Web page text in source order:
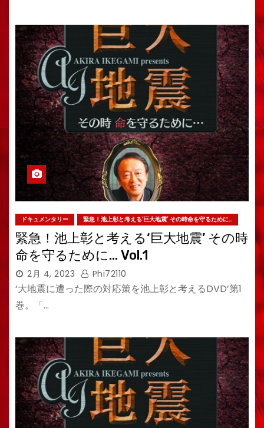
ドキュメンタリー 緊急！池上彰と考える‘巨大地震’ その時命を守るために…
緊急！池上彰と考える‘巨大地震’ その時
命を守るために… Vol.1
2月 4, 2023 Phi72110
‘大地震に遭った際の対応策を池上彰と考えるDVD’第1
巻。「…